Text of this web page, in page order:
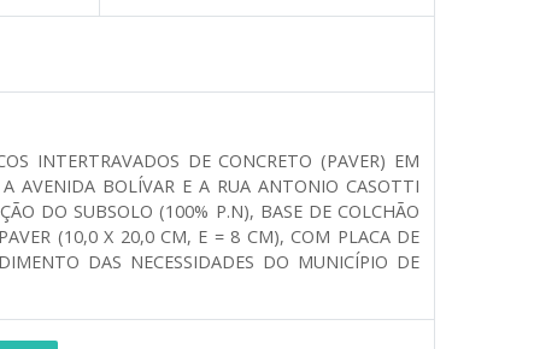
INTERTRAVADOS DE CONCRETO (PAVER) EM
AVENIDA BOLÍVAR E A RUA ANTONIO CASOTTI
DO SUBSOLO (100% P.N), BASE DE COLCHÃO
(10,0 X 20,0 CM, E = 8 CM), COM PLACA DE
DAS NECESSIDADES DO MUNICÍPIO DE